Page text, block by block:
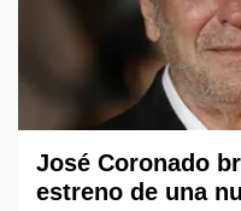
José Coronado
estreno de una